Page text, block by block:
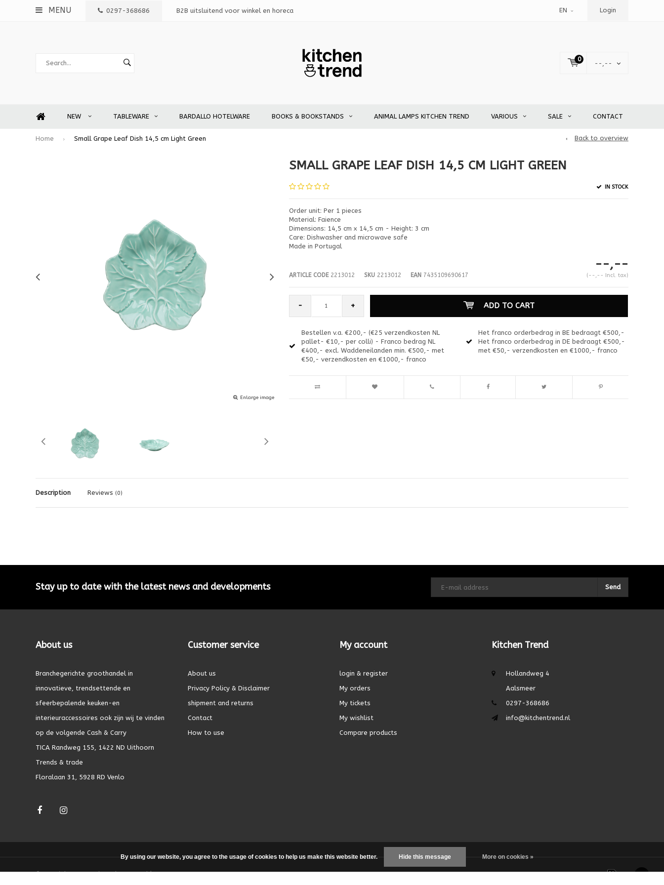
MENU 0297-368686 B2B uitsluitend voor winkel en horeca EN Login
0
--,--
NEW TABLEWARE BARDALLO HOTELWARE BOOKS & BOOKSTANDS ANIMAL LAMPS KITCHEN TREND VARIOUS SALE CONTACT
Home Small Grape Leaf Dish 14,5 cm Light Green Back to overview
Enlarge image Enlarge image
SMALL GRAPE LEAF DISH 14,5 CM LIGHT GREEN
IN STOCK
Order unit: Per 1 pieces
Material: Faience
Dimensions: 14,5 cm x 14,5 cm - Height: 3 cm
Care: Dishwasher and microwave safe
Made in Portugal
ARTICLE CODE2213012 SKU2213012 EAN7435109690617
--,--
(--,-- Incl. tax)
- + ADD TO CART
Bestellen v.a. €200,- (€25 verzendkosten NL
pallet- €10,- per colli) - Franco bedrag NL
€400,- excl. Waddeneilanden min. €500,- met
€50,- verzendkosten en €1000,- franco
Het franco orderbedrag in BE bedraagt €500,-
Het franco orderbedrag in DE bedraagt €500,-
met €50,- verzendkosten en €1000,- franco
Description Reviews (0)
Stay up to date with the latest news and developments Send
About us
Branchegerichte groothandel in
innovatieve, trendsettende en
sfeerbepalende keuken-en
interieuraccessoires ook zijn wij te vinden
op de volgende Cash & Carry
TICA Randweg 155, 1422 ND Uithoorn
Trends & trade
Floralaan 31, 5928 RD Venlo
Customer service
About us
Privacy Policy & Disclaimer
shipment and returns
Contact
How to use
My account
login & register
My orders
My tickets
My wishlist
Compare products
Kitchen Trend
Hollandweg 4
Aalsmeer
0297-368686
info@kitchentrend.nl
© Copyright 2026 - Theme byDMWS.nl|
By using our website, you agree to the usage of cookies to help us make this website better. Hide this message More on cookies »